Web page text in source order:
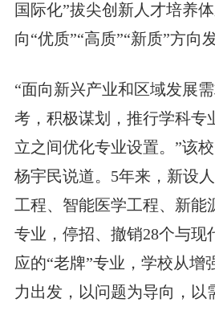
国际化”拔尖创新人才培养
向“优质”“高质”“新质”方向
“面向新兴产业和区域发展
考，积极谋划，推行学科专
立之间优化专业设置。”该
杨宇民说道。5年来，新设
工程、智能医学工程、新能
专业，停招、撤销28个与现
应的“老牌”专业，学校从增
力出发，以问题为导向，以